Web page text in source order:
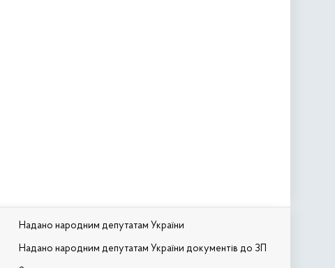
Надано народним депутатам України
Надано народним депутатам України документів до ЗП